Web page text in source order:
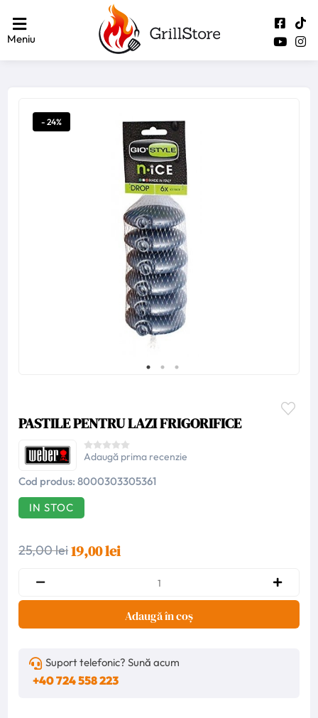
Meniu
- 24%
PASTILE PENTRU LAZI FRIGORIFICE
Adaugă prima recenzie
Cod produs: 8000303305361
IN STOC
25,00 lei19,00 lei
Adaugă în coș
Suport telefonic? Sună acum
+40 724 558 223